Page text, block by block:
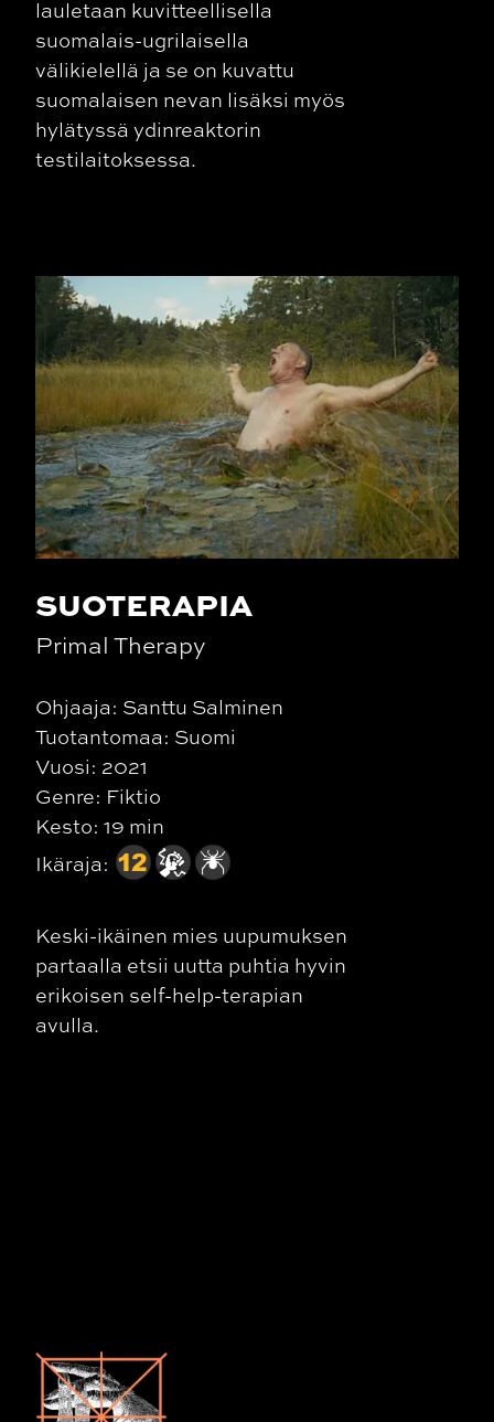
lauletaan kuvitteellisella
suomalais-ugrilaisella
välikielellä ja se on kuvattu
suomalaisen nevan lisäksi myös
hylätyssä ydinreaktorin
testilaitoksessa.
SUOTERAPIA
Primal Therapy
Ohjaaja: Santtu Salminen
Tuotantomaa: Suomi
Vuosi: 2021
Genre: Fiktio
Kesto: 19 min
Ikäraja:
Keski-ikäinen mies uupumuksen
partaalla etsii uutta puhtia hyvin
erikoisen self-help-terapian
avulla.